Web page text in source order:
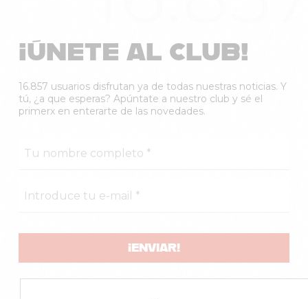
¡ÚNETE AL CLUB!
16.857 usuarios disfrutan ya de todas nuestras noticias. Y
tú, ¿a que esperas? Apúntate a nuestro club y sé el
primerx en enterarte de las novedades.